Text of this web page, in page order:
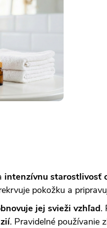
intenzívnu starostlivosť
pokožku a
jej svieži vzhľad.
. Pravidelné používanie